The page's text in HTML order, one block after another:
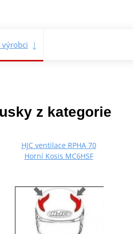
výrobci
z kategorie
HJC ventilace RPHA 70
Horní Kosis MC6HSF